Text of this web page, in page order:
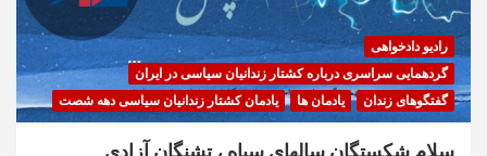
رادیو دادخواهی
گردهمایی سراسری درباره کشتار زندانیان سیاسی در ایران
گفتگوهای زندان
یادمان ها یادمان کشتار زندانیان سیاسی دهه شصت
سلام شکستگان سالهای سیاه ، تشنگان آزادی